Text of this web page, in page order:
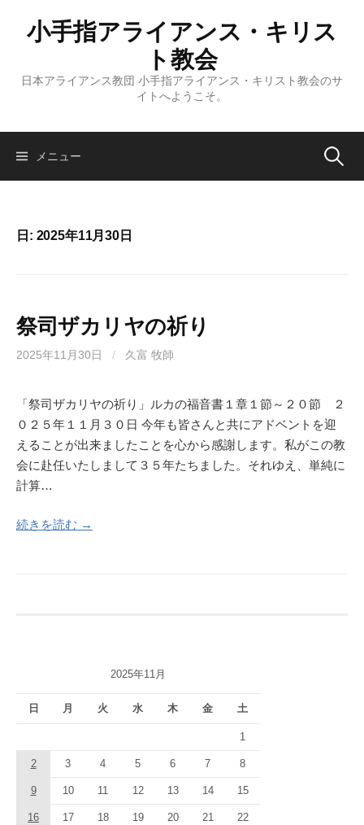
ス
小手指アライアンス・キリス
ト教会
日本アライアンス教団 小手指アライアンス・キリスト教会のサ
イトへようこそ。
メニュー 検
日: 2025年11月30日
祭司ザカリヤの祈り
2025年11月30日 / 久富 牧師
「祭司ザカリヤの祈り」ルカの福音書１章１節～２０節 ２
０２５年１１月３０日 今年も皆さんと共にアドベントを迎
えることが出来ましたことを心から感謝します。私がこの教
会に赴任いたしまして３５年たちました。それゆえ、単純に
計算…
続きを読む →
2025年11月
日 月 火 水 木 金 土
1
2 3 4 5 6 7 8
9 10 11 12 13 14 15
16 17 18 19 20 21 22